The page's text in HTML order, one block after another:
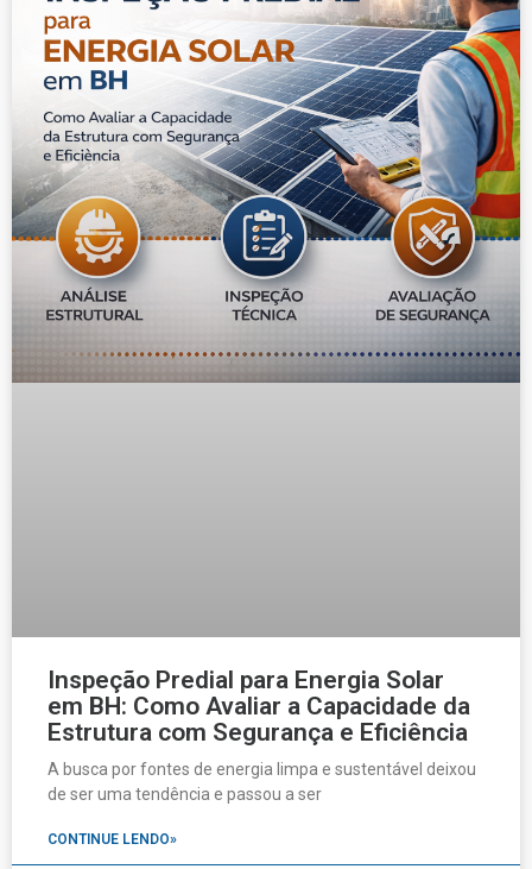
Inspeção Predial para Energia Solar
em BH: Como Avaliar a Capacidade da
Estrutura com Segurança e Eficiência
A busca por fontes de energia limpa e sustentável deixou
de ser uma tendência e passou a ser
CONTINUE LENDO»